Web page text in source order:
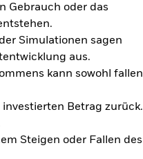
Gebrauch oder das
Simulationen sagen
aus.
kann sowohl fallen
Betrag zurück.
Steigen oder Fallen des